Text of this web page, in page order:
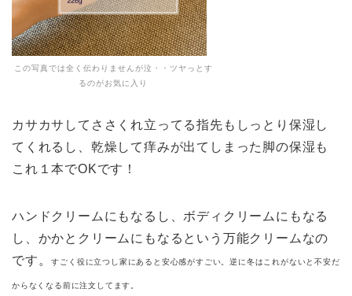
この写真では全く伝わりませんが泣・・ツヤっとす
るのがお気に入り
カサカサしてささくれ立ってる指先もしっとり保湿し
てくれるし、乾燥して痒みが出てしまった脚の保湿も
これ１本でOKです！
ハンドクリームにもなるし、ボディクリームにもなる
し、かかとクリームにもなるという万能クリームなの
です。すごく役に立つし家にあると安心感がすごい。逆に冬はこれがないと不安だ
からなくなる前に注文してます。